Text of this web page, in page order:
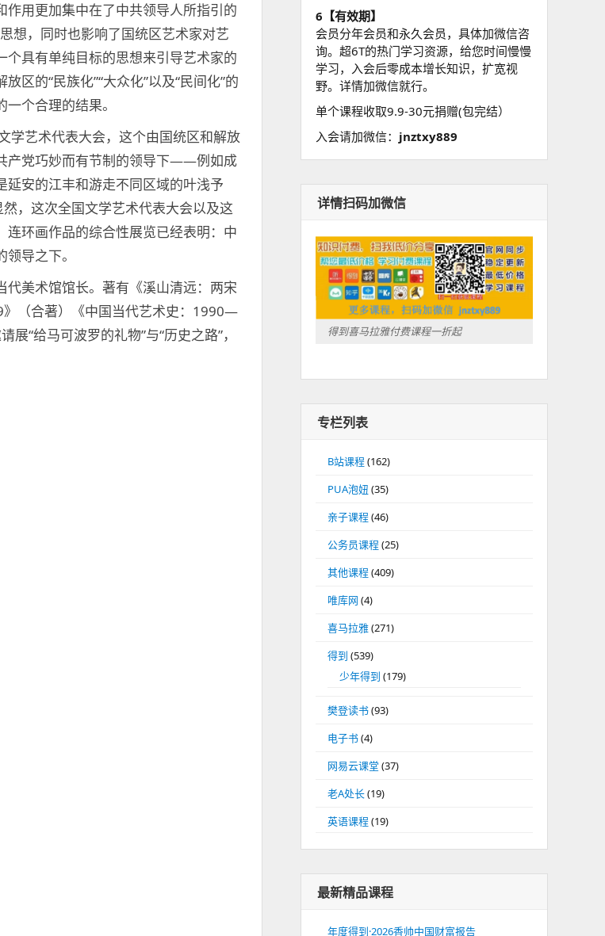
用更加集中在了中共领导人所指引的
想，同时也影响了国统区艺术家对艺
具有单纯目标的思想来引导艺术家的
区的“民族化”“大众化”以及“民间化”的
个合理的结果。
学艺术代表大会，这个由国统区和解放
产党巧妙而有节制的领导下——例如成
安的江丰和游走不同区域的叶浅予
，这次全国文学艺术代表大会以及这
环画作品的综合性展览已经表明：中
导之下。
美术馆馆长。著有《溪山清远：两宋
（合著）《中国当代艺术史：1990—
“给马可波罗的礼物”与“历史之路”，
6【有效期】
会员分年会员和永久会员，具体加微信咨
询。超6T的热门学习资源，给您时间慢慢
学习，入会后零成本增长知识，扩宽视
野。详情加微信就行。
单个课程收取9.9-30元捐赠(包完结）
入会请加微信： jnztxy889
详情扫码加微信
得到喜马拉雅付费课程一折起
专栏列表
B站课程(162)
PUA泡妞 (35)
亲子课程(46)
公务员课程(25)
其他课程(409)
唯库网 (4)
喜马拉雅(271)
得到 (539)
少年得到 (179)
樊登读书(93)
电子书(4)
网易云课堂 (37)
老A处长(19)
英语课程(19)
最新精品课程
年度得到·2026香帅中国财富报告